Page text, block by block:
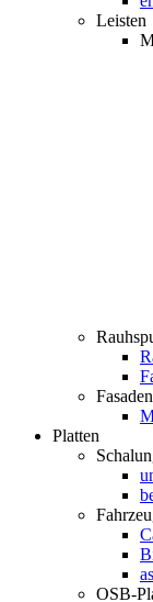
Leisten
Platten
OSB-